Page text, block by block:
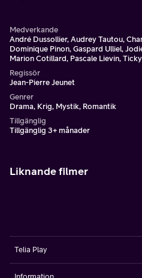
Medverkande
André Dussollier, Audrey Tautou,
Dominique Pinon, Gaspard Ulliel,
Marion Cotillard, Pascale Lievin,
Regissör
Jean-Pierre Jeunet
Genrer
Drama, Krig, Mystik, Romantik
Tillgänglig
Tillgänglig 3+ månader
Liknande filmer
Telia Play